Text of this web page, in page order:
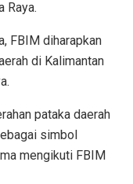
Raya.
FBIM diharapkan
di Kalimantan
pataka daerah
simbol
mengikuti FBIM